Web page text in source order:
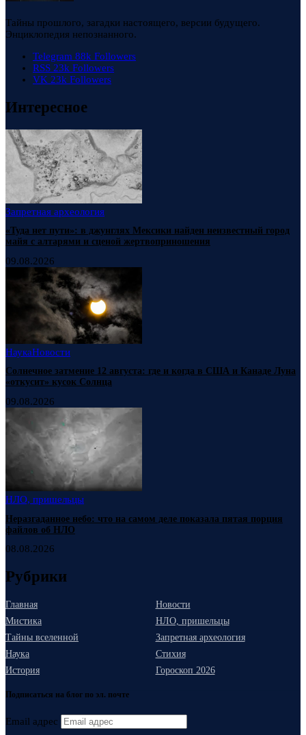
Тайны прошлого, загадки настоящего, версии будущего.
Энциклопедия непознанного.
Telegram 88k Followers
RSS 23k Followers
VK 23k Followers
Интересное
Запретная археология
«Туда нет пути»: в джунглях Мексики найден неизвестный город
майя с алтарями и сценой жертвоприношения
09.08.2026
НаукаНовости
Солнечное затмение 12 августа: где и когда в США и Канаде Луна
«откусит» кусок Солнца
09.08.2026
НЛО, пришельцы
Неразгаданное небо: что на самом деле показала пятая порция
файлов об НЛО
08.08.2026
Рубрики
Главная
Новости
Мистика
НЛО, пришельцы
Тайны вселенной
Запретная археология
Наука
Стихия
История
Гороскоп 2026
Подписаться на блог по эл. почте
Email адрес